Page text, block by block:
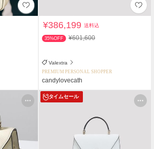
¥386,199送料込
35%OFF ¥601,600
Valextra
PREMIUM PERSONAL SHOPPER
candylovecath
タイムセール